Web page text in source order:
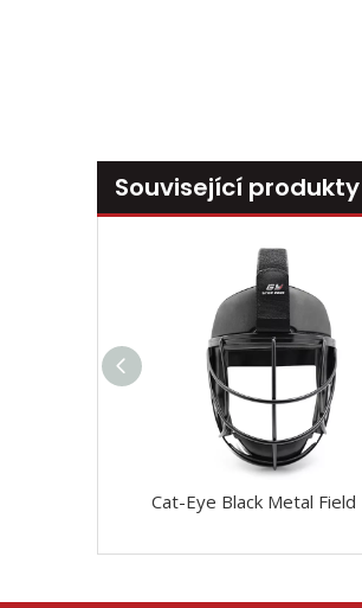
Související produkty